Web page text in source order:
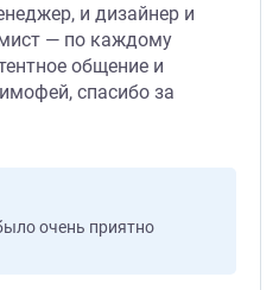
и дизайнер и
— по каждому
общение и
спасибо за
очень приятно